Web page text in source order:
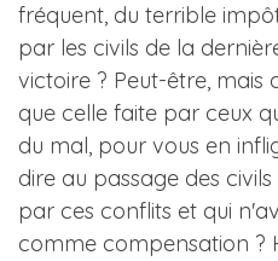
fréquent, du terrible
par les civils de la
victoire ? Peut-être, mais
que celle faite par ceux
du mal, pour vous en
dire au passage des
par ces conflits et qui
comme compensation ?